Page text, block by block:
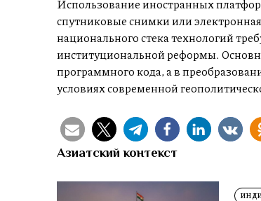
Использование иностранных
спутниковые снимки или
национального стека технологий
институциональной реформы.
программного кода, а в
условиях современной
Азиатский контекст